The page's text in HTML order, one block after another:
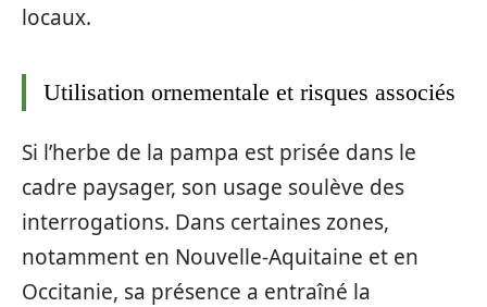
locaux.
Utilisation ornementale et risques associés
Si l’herbe de la pampa est prisée dans le
cadre paysager, son usage soulève des
interrogations. Dans certaines zones,
notamment en Nouvelle-Aquitaine et en
Occitanie, sa présence a entraîné la